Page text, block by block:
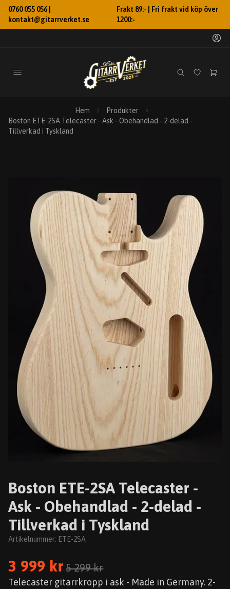
0760 055 056 |
kontakt@gitarrverket.se
Frakt 89:- | Fri frakt vid köp över
1200:-
Hem
Produkter
Boston ETE-2SA Telecaster - Ask - Obehandlad - 2-delad -
Tillverkad i Tyskland
Boston ETE-2SA Telecaster -
Ask - Obehandlad - 2-delad -
Tillverkad i Tyskland
Artikelnummer: ETE-2SA
3 999 kr 5 299 kr
Telecaster gitarrkropp i ask - Made in Germany. 2-